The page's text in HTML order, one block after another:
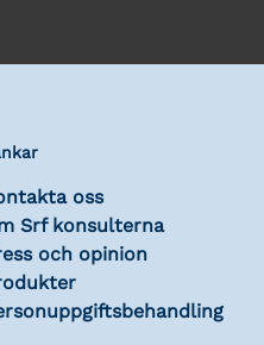
oss
Srf konsulterna
och opinion